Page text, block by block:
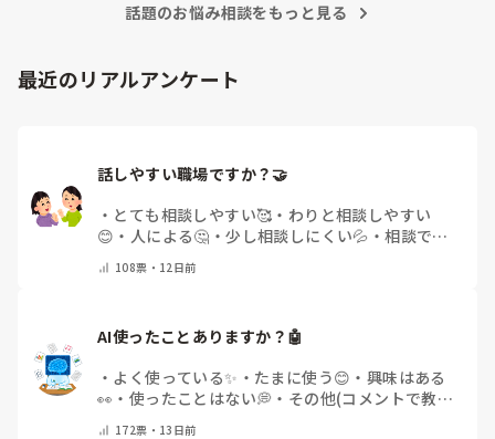
話題のお悩み相談をもっと見る
最近のリアルアンケート
話しやすい職場ですか？🤝
・ とても相談しやすい🥰 ・ わりと相談しやすい
😊 ・ 人による🤔 ・少し相談しにくい💦 ・相談でき
い)108票・ 12日前
AI使ったことありますか？🤖
・ よく使っている✨ ・ たまに使う😊 ・ 興味はある
👀 ・ 使ったことはない💭 ・ その他(コメントで教え
172票・ 13日前